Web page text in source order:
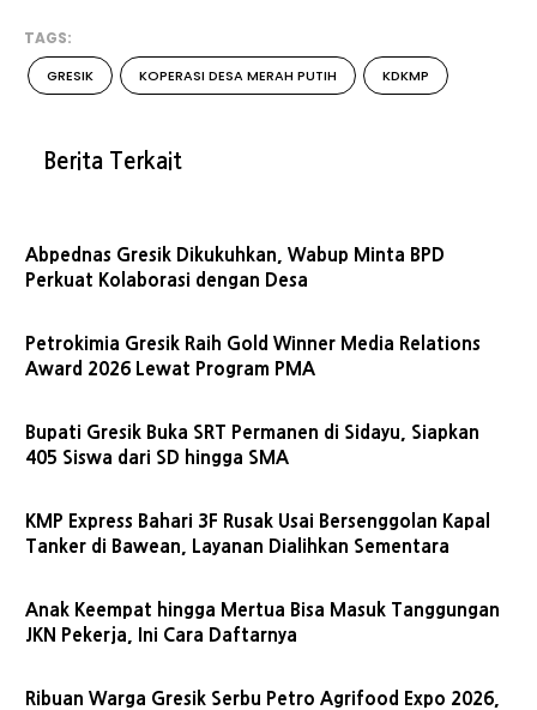
TAGS:
GRESIK KOPERASI DESA MERAH PUTIH KDKMP
Berita Terkait
Abpednas Gresik Dikukuhkan, Wabup Minta BPD
Perkuat Kolaborasi dengan Desa
Petrokimia Gresik Raih Gold Winner Media Relations
Award 2026 Lewat Program PMA
Bupati Gresik Buka SRT Permanen di Sidayu, Siapkan
405 Siswa dari SD hingga SMA
KMP Express Bahari 3F Rusak Usai Bersenggolan Kapal
Tanker di Bawean, Layanan Dialihkan Sementara
Anak Keempat hingga Mertua Bisa Masuk Tanggungan
JKN Pekerja, Ini Cara Daftarnya
Ribuan Warga Gresik Serbu Petro Agrifood Expo 2026,